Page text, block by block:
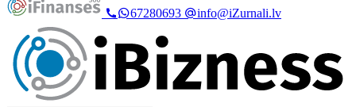
67280693
info@iZurnali.lv